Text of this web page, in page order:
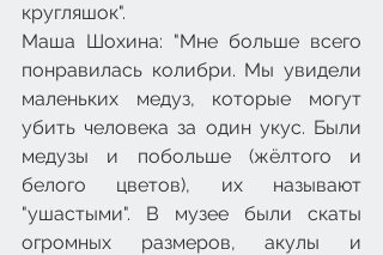
кругляшок".
Маша Шохина: "Мне больше всего
понравилась колибри. Мы увидели
маленьких медуз, которые могут
убить человека за один укус. Были
медузы и побольше (жёлтого и
белого цветов), их называют
"ушастыми". В музее были скаты
огромных размеров, акулы и